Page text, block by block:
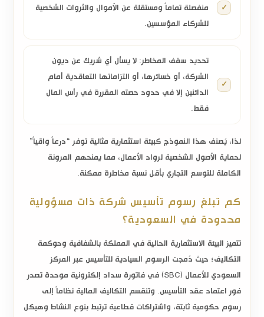
منفصلة تماماً ومستقلة عن الأموال والثروات الشخصية
للشركاء المؤسسين.
تحديد سقف المخاطر: لا يسأل أي شريك عن ديون
الشركة، أو خسائرها، أو التزاماتها التعاقدية أمام
الدائنين إلا في حدود حصته المقررة في رأس المال
فقط.
لذا، يُصنف هذا النموذج كبيئة استثمارية مثالية توفر “درعاً واقياً”
لحماية الأصول الشخصية لرواد الأعمال، مما يمنحهم المرونة
الكاملة للتوسع التجاري بأقل نسبة مخاطرة ممكنة.
كم تبلغ رسوم تأسيس شركة ذات مسؤولية
محدودة في السعودية؟
تتميز البيئة الاستثمارية الحالية في المملكة بالشفافية وحوكمة
التكاليف؛ حيث دُمجت الرسوم السيادية للتأسيس عبر المركز
السعودي للأعمال (SBC)
في فاتورة سداد إلكترونية موحدة تصدر
فور اعتماد عقد التأسيس. وتنقسم التكاليف المالية نظاماً إلى
رسوم حكومية ثابتة، واشتراكات قطاعية ترتبط بنوع النشاط وهيكل